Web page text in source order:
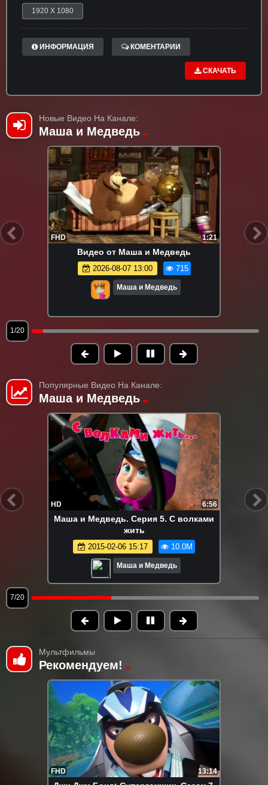
1920 X 1080
ИНФОРМАЦИЯ КОМЕНТАРИИ
СКАЧАТЬ
Новые Видео На Канале:
Маша и Медведь
FHD 1:21
Видео от Маша и Медведь
2026-08-07 13:00 715
Маша и Медведь
1/20
Популярные Видео На Канале:
Маша и Медведь
HD 6:50
Маша и Медведь. Серия 6. День
варенья
2015-02-06 15:17 9.0M
Маша и Медведь
8/20
Мультфильмы
Рекомендуем!
FHD 13:14